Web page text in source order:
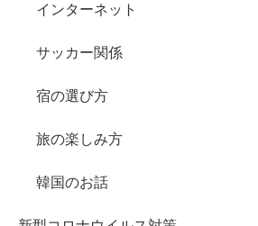
インターネット
サッカー関係
宿の選び方
旅の楽しみ方
韓国のお話